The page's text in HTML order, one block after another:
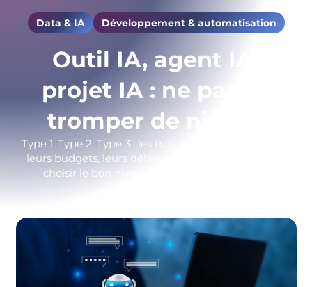
Data & IA Développement & automatisation
Outil IA, agent IA,
projet IA : ne pas se
tromper de niveau
Type 1, Type 2, Type 3 : les trois niveaux de projets IA,
leurs budgets, leurs délais, leurs ROI. La grille pour
choisir le bon niveau et éviter de trop payer.